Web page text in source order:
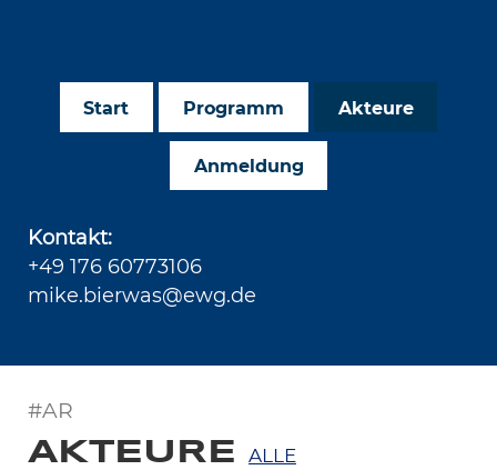
Start Programm Akteure
Anmeldung
Kontakt:
+49 176 60773106
mike.bierwas@ewg.de
#AR
AKTEURE ALLE